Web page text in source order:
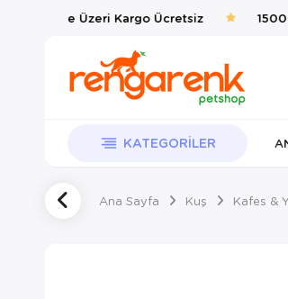
TL ve Üzeri Kargo Ücretsiz 1500
KATEGORILER
Ana Sayfa Kuş Kafes &